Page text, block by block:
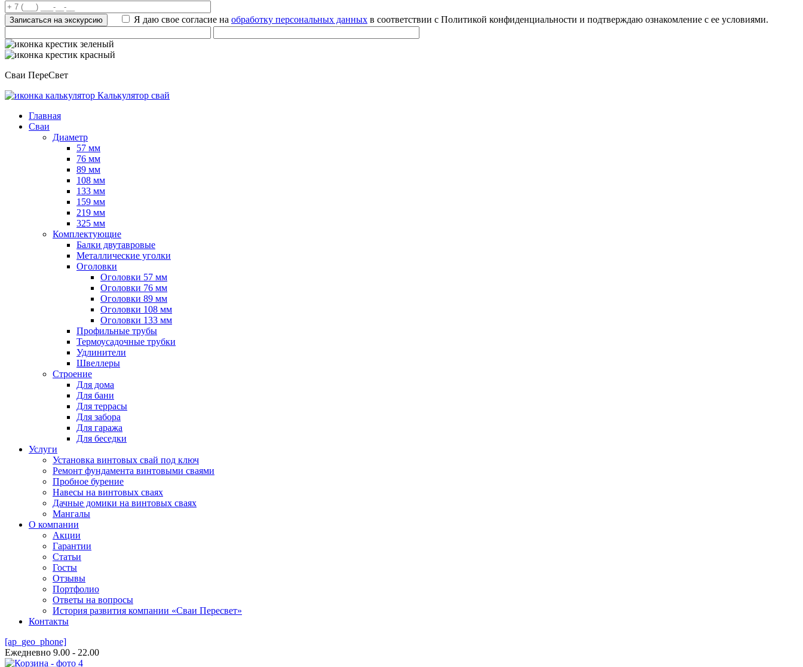
Я даю свое согласие на обработку персональных данных в соответствии с Политикой конфиденциальности и подтверждаю ознакомление с ее условиями.
Сваи ПереСвет
Калькулятор свай
Главная
Сваи
Диаметр
57 мм
76 мм
89 мм
108 мм
133 мм
159 мм
219 мм
325 мм
Комплектующие
Балки двутавровые
Металлические уголки
Оголовки
Оголовки 57 мм
Оголовки 76 мм
Оголовки 89 мм
Оголовки 108 мм
Оголовки 133 мм
Профильные трубы
Термоусадочные трубки
Удлинители
Швеллеры
Строение
Для дома
Для бани
Для террасы
Для забора
Для гаража
Для беседки
Услуги
Установка винтовых свай под ключ
Ремонт фундамента винтовыми сваями
Пробное бурение
Навесы на винтовых сваях
Дачные домики на винтовых сваях
Мангалы
О компании
Акции
Гарантии
Статьи
Госты
Отзывы
Портфолио
Ответы на вопросы
История развития компании «Сваи Пересвет»
Контакты
[ap_geo_phone]
Ежедневно 9.00 - 22.00